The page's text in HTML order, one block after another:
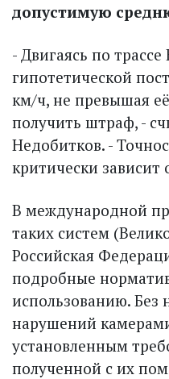
допустимую
- Двигаясь по
гипотетической
км/ч, не превышая
получить штраф, -
Недобитков. -
критически зависит
В международной
таких систем
Российская
подробные
использованию. Без
нарушений
установленным
полученной с их